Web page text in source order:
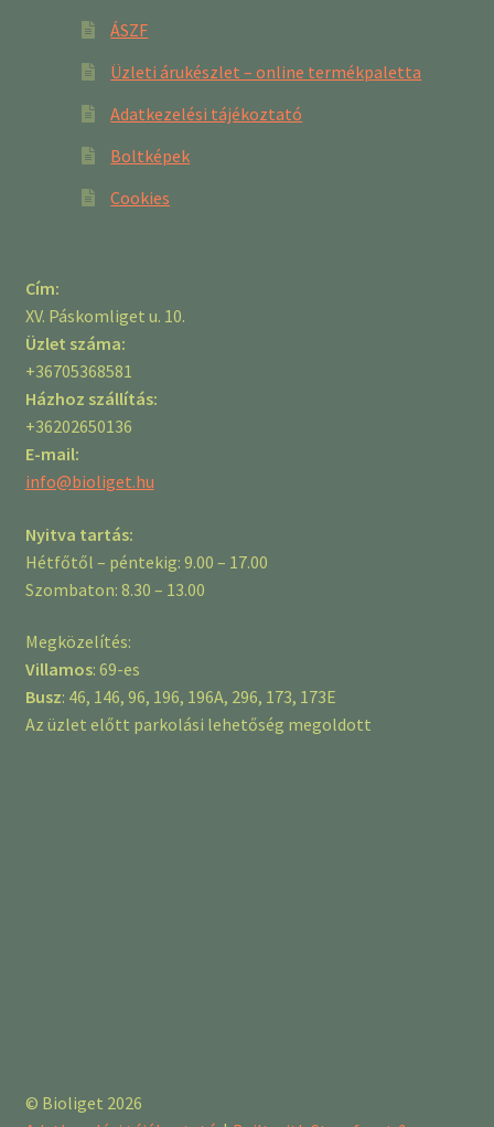
ÁSZF
Üzleti árukészlet – online termékpaletta
Adatkezelési tájékoztató
Boltképek
Cookies
Cím:
XV. Páskomliget u. 10.
Üzlet száma:
+36705368581
Házhoz szállítás:
+36202650136
E-mail:
info@bioliget.hu
Nyitva tartás:
Hétfőtől – péntekig: 9.00 – 17.00
Szombaton: 8.30 – 13.00
Megközelítés:
Villamos: 69-es
Busz: 46, 146, 96, 196, 196A, 296, 173, 173E
Az üzlet előtt parkolási lehetőség megoldott
© Bioliget 2026